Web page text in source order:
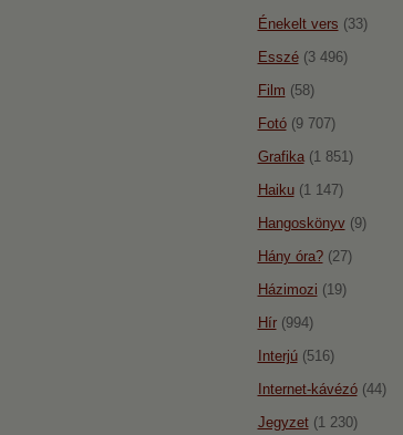
Énekelt vers (33)
Esszé(3 496)
Film (58)
Fotó(9 707)
Grafika(1 851)
Haiku(1 147)
Hangoskönyv(9)
Hány óra?(27)
Házimozi (19)
Hír(994)
Interjú(516)
Internet-kávézó(44)
Jegyzet(1 230)